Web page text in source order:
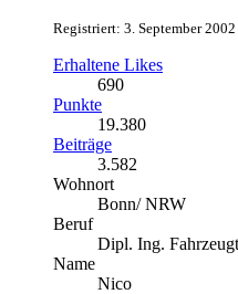
Registriert: 3. September 2002
Erhaltene Likes
690
Punkte
19.380
Beiträge
3.582
Wohnort
Bonn/ NRW
Beruf
Dipl. Ing.
Name
Nico